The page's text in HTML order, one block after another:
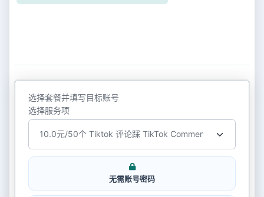
选择套餐并填写目标账号
选择服务项
无需账号密码